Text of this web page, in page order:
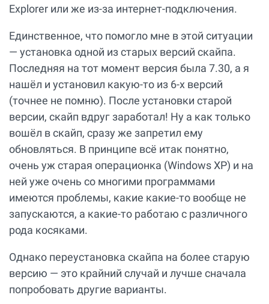
Explorer или же из-за интернет-подключения.
Единственное, что помогло мне в этой ситуации
— установка одной из старых версий скайпа.
Последняя на тот момент версия была 7.30, а я
нашёл и установил какую-то из 6-х версий
(точнее не помню). После установки старой
версии, скайп вдруг заработал! Ну а как только
вошёл в скайп, сразу же запретил ему
обновляться. В принципе всё итак понятно,
очень уж старая операционка (Windows XP) и на
ней уже очень со многими программами
имеются проблемы, какие какие-то вообще не
запускаются, а какие-то работаю с различного
рода косяками.
Однако переустановка скайпа на более старую
версию — это крайний случай и лучше сначала
попробовать другие варианты.